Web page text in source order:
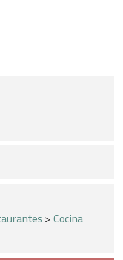
>Cocina